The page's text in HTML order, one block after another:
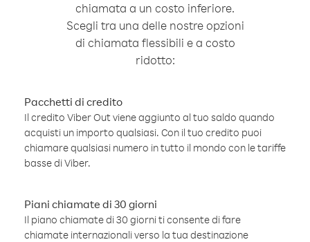
chiamata a un costo inferiore.
Scegli tra una delle nostre opzioni
di chiamata flessibili e a costo
ridotto:
Pacchetti di credito
Il credito Viber Out viene aggiunto al tuo saldo quando
acquisti un importo qualsiasi. Con il tuo credito puoi
chiamare qualsiasi numero in tutto il mondo con le tariffe
basse di Viber.
Piani chiamate di 30 giorni
Il piano chiamate di 30 giorni ti consente di fare
chiamate internazionali verso la tua destinazione